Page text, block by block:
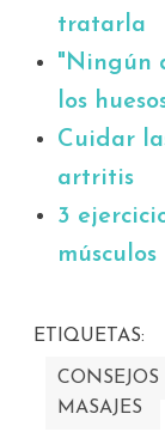
tratarla
"Ningún
los
Cuidar
artritis
3
músculos
ETIQUETAS:
MASAJES